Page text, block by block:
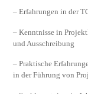
– Erfahrungen in der
– Kenntnisse in
und Ausschreibung
– Praktische
in der Führung von